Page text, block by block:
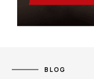
BLOG